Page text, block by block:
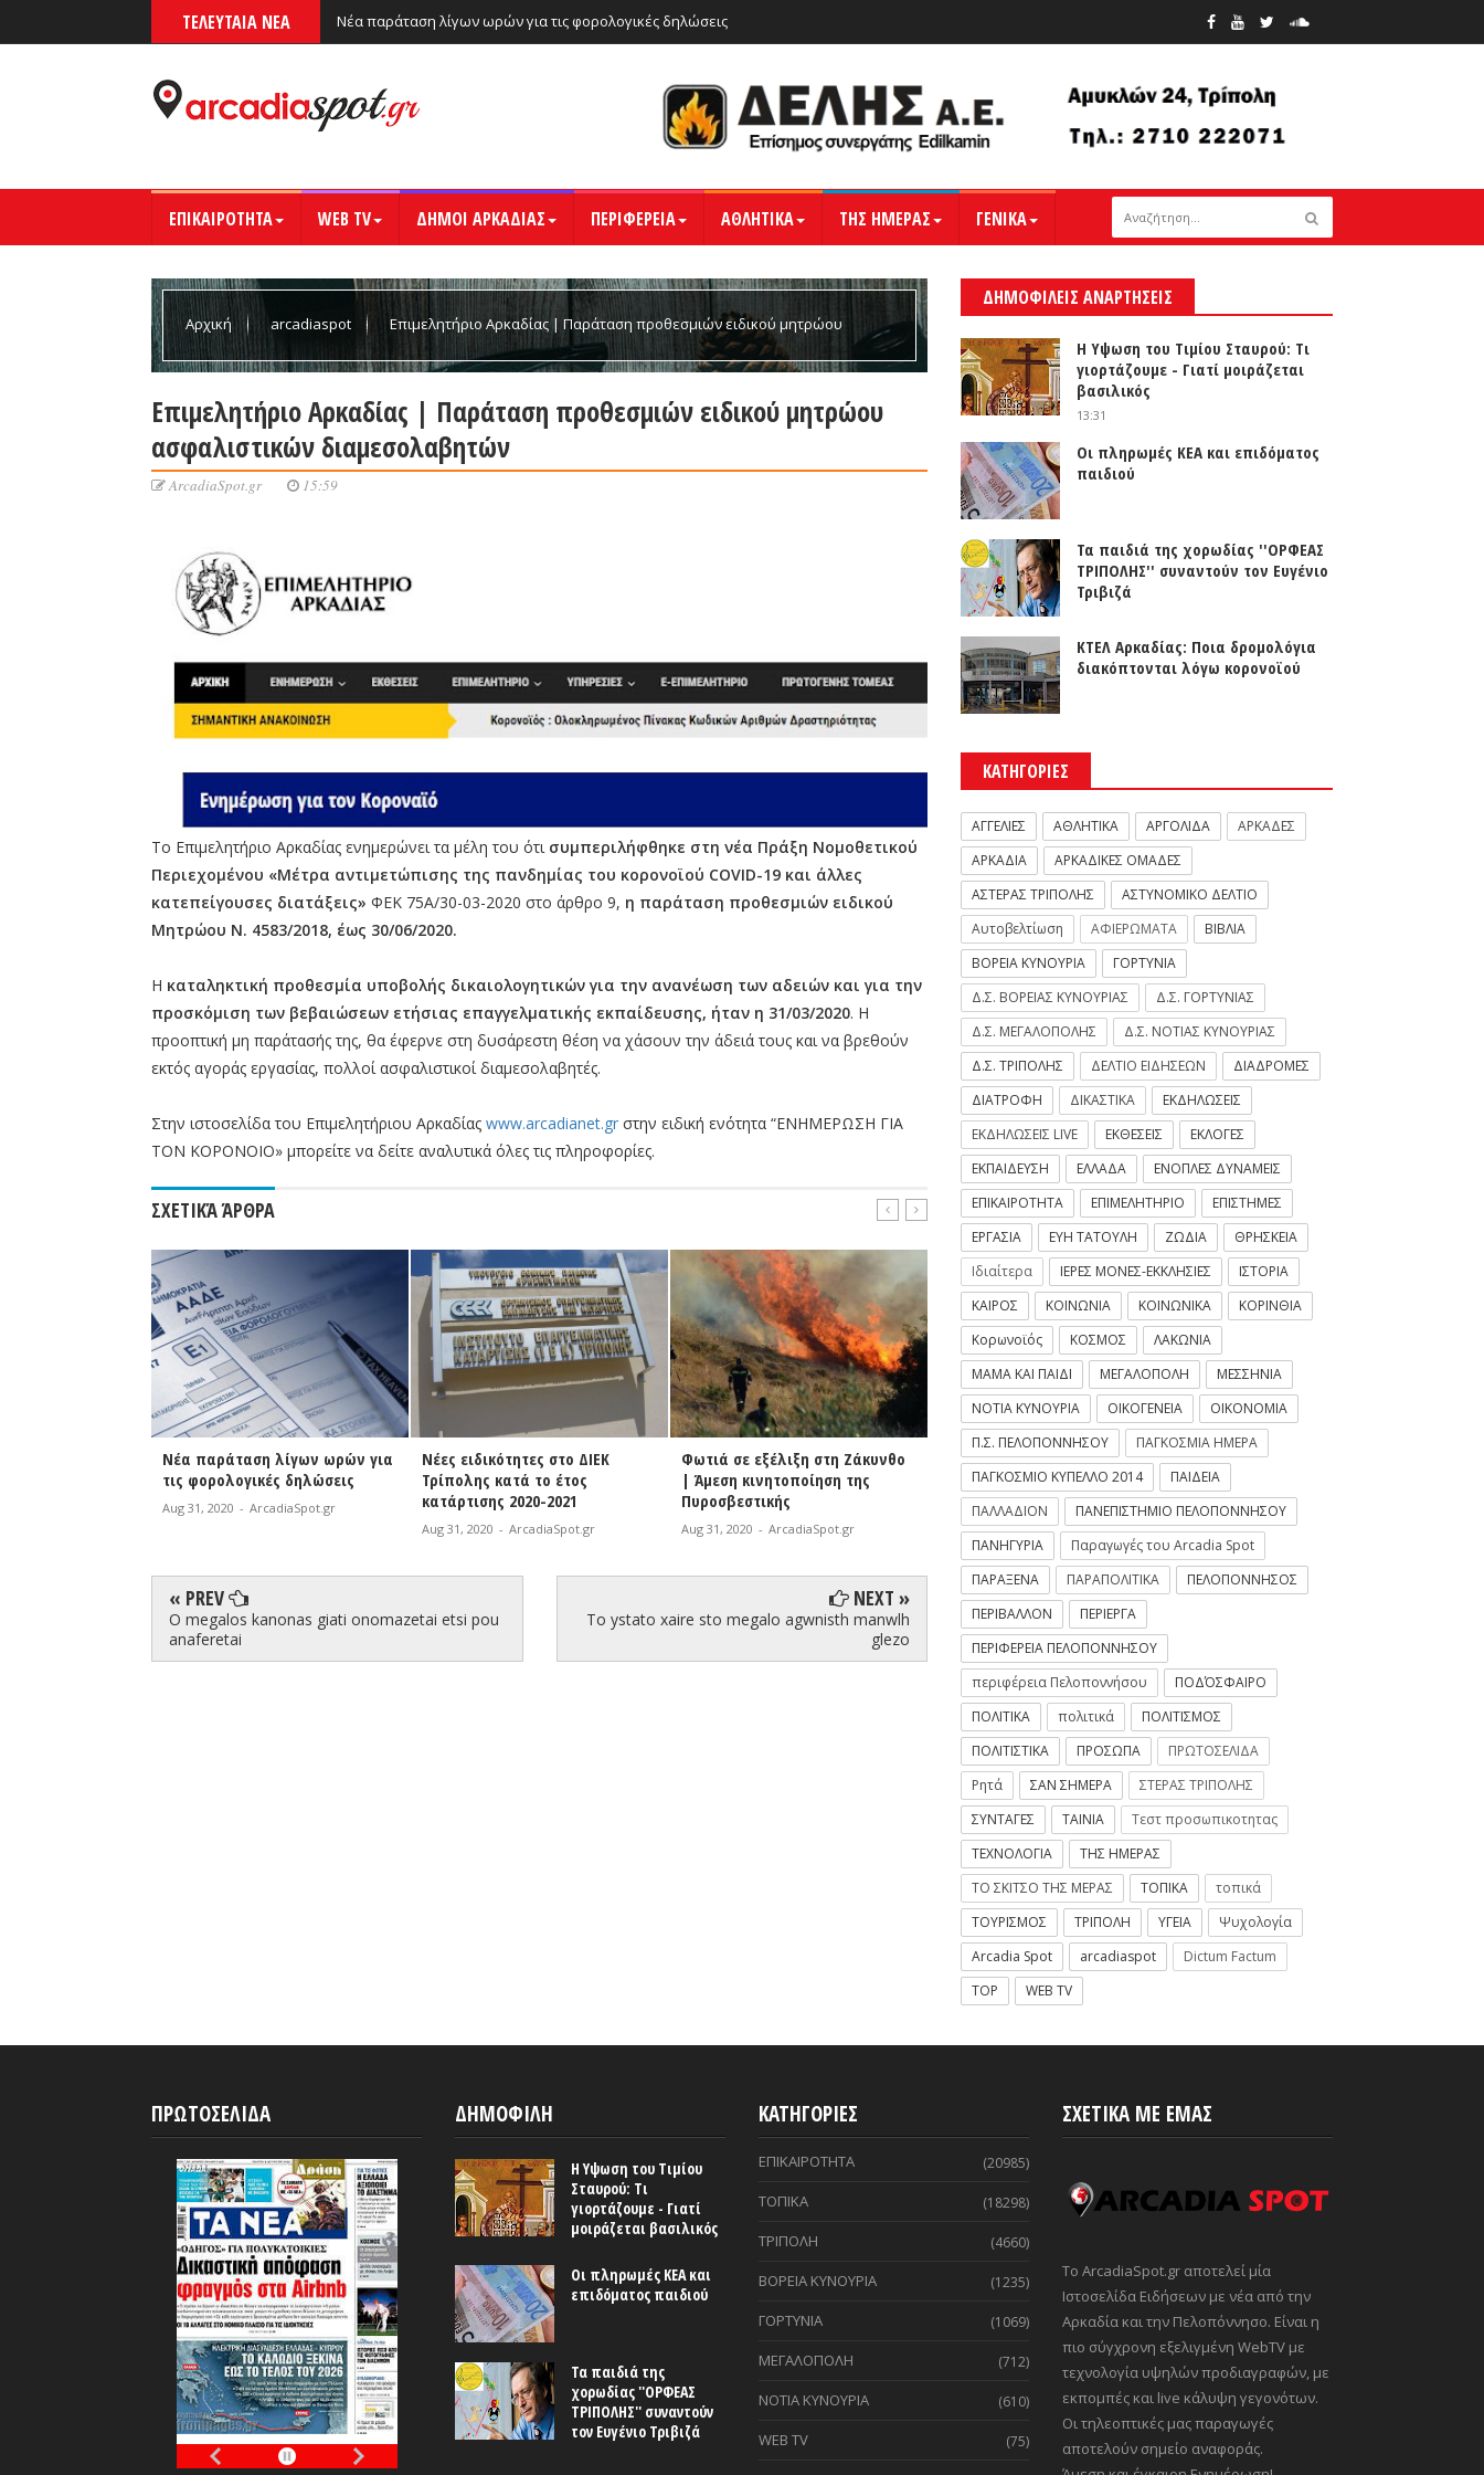
ΤΕΛΕΥΤΑΙΑ ΝΕΑ Νέα παράταση λίγων ωρών για τις φορολογικές δηλώσεις
ΕΠΙΚΑΙΡΟΤΗΤΑ WEB TV ΔΗΜΟΙ ΑΡΚΑΔΙΑΣ ΠΕΡΙΦΕΡΕΙΑ ΑΘΛΗΤΙΚΑ ΤΗΣ ΗΜΕΡΑΣ ΓΕΝΙΚΑ
Αρχική arcadiaspot Επιμελητήριο Αρκαδίας | Παράταση προθεσμιών ειδικού μητρώου
Επιμελητήριο Αρκαδίας | Παράταση προθεσμιών ειδικού μητρώου
ασφαλιστικών διαμεσολαβητών
ArcadiaSpot.gr 15:59
Το Επιμελητήριο Αρκαδίας ενημερώνει τα μέλη του ότι συμπεριλήφθηκε στη νέα Πράξη Νομοθετικού
Περιεχομένου «Μέτρα αντιμετώπισης της πανδημίας του κορονοϊού COVID-19 και άλλες
κατεπείγουσες διατάξεις» ΦΕΚ 75Α/30-03-2020 στο άρθρο 9, η παράταση προθεσμιών ειδικού
Μητρώου Ν. 4583/2018, έως 30/06/2020.
Η καταληκτική προθεσμία υποβολής δικαιολογητικών για την ανανέωση των αδειών και για την
προσκόμιση των βεβαιώσεων ετήσιας επαγγελματικής εκπαίδευσης, ήταν η 31/03/2020. Η
προοπτική μη παράτασής της, θα έφερνε στη δυσάρεστη θέση να χάσουν την άδειά τους και να βρεθούν
εκτός αγοράς εργασίας, πολλοί ασφαλιστικοί διαμεσολαβητές.
Στην ιστοσελίδα του Επιμελητήριου Αρκαδίας www.arcadianet.gr στην ειδική ενότητα “ΕΝΗΜΕΡΩΣΗ ΓΙΑ
ΤΟΝ ΚΟΡΟΝΟΙΟ» μπορείτε να δείτε αναλυτικά όλες τις πληροφορίες.
ΣΧΕΤΙΚΆ ΆΡΘΡΑ
Νέες ειδικότητες στο ΔΙΕΚ
Τρίπολης κατά το έτος
κατάρτισης 2020-2021
Φωτιά σε εξέλιξη στη Ζάκυνθο
| Άμεση κινητοποίηση της
Πυροσβεστικής
Aug 31, 2020 - ArcadiaSpot.gr
ΔΗ.Κ.Ε.Γ. | Χορήγηση
υποτροφιών του ΕΑΠ στους
κοινωνικά ασθενέστερους
Aug 31, 2020 - ArcadiaSpot.gr
Βόρεια Κυνουρία | Απολύμανση
σε όλους τους χώρους του
γηπέδου Αγίου Ανδρέα
Aug 31, 2020 - ArcadiaSpot.gr
Έρχονται 550 προσλήψεις στα
Aug 31, 2020
« PREV
O megalos kanonas giati onomazetai etsi pou
anaferetai
NEXT »
To ystato xaire sto megalo agwnisth manwlh
glezo
ΔΗΜΟΦΙΛΕΙΣ ΑΝΑΡΤΗΣΕΙΣ
Η Υψωση του Τιμίου Σταυρού: Τι
γιορτάζουμε - Γιατί μοιράζεται
βασιλικός
13:31
Οι πληρωμές ΚΕΑ και επιδόματος
παιδιού
Τα παιδιά της χορωδίας ''ΟΡΦΕΑΣ
ΤΡΙΠΟΛΗΣ'' συναντούν τον Ευγένιο
Τριβιζά
ΚΤΕΛ Αρκαδίας: Ποια δρομολόγια
διακόπτονται λόγω κορονοϊού
ΚΑΤΗΓΟΡΙΕΣ
ΑΓΓΕΛΙΕΣ ΑΘΛΗΤΙΚΑ ΑΡΓΟΛΙΔΑ
ΑΡΚΑΔΕΣ
ΑΡΚΑΔΙΑ
ΑΡΚΑΔΙΚΕΣ ΟΜΑΔΕΣ
ΑΣΤΕΡΑΣ ΤΡΙΠΟΛΗΣ
ΑΣΤΥΝΟΜΙΚΟ ΔΕΛΤΙΟ
Αυτοβελτίωση
ΑΦΙΕΡΩΜΑΤΑ
ΒΙΒΛΙΑ
ΒΟΡΕΙΑ ΚΥΝΟΥΡΙΑ
ΓΟΡΤΥΝΙΑ
Δ.Σ. ΒΟΡΕΙΑΣ ΚΥΝΟΥΡΙΑΣ
Δ.Σ. ΓΟΡΤΥΝΙΑΣ
Δ.Σ. ΜΕΓΑΛΟΠΟΛΗΣ
Δ.Σ. ΝΟΤΙΑΣ ΚΥΝΟΥΡΙΑΣ
Δ.Σ. ΤΡΙΠΟΛΗΣ
ΔΕΛΤΙΟ ΕΙΔΗΣΕΩΝ
ΔΙΑΔΡΟΜΕΣ
ΔΙΑΤΡΟΦΗ
ΔΙΚΑΣΤΙΚΑ
ΕΚΔΗΛΩΣΕΙΣ
ΕΚΔΗΛΩΣΕΙΣ LIVE
ΕΚΘΕΣΕΙΣ
ΕΚΛΟΓΕΣ
ΕΚΠΑΙΔΕΥΣΗ
ΕΛΛΑΔΑ
ΕΝΟΠΛΕΣ ΔΥΝΑΜΕΙΣ
ΕΠΙΚΑΙΡΟΤΗΤΑ
ΕΠΙΜΕΛΗΤΗΡΙΟ
ΕΠΙΣΤΗΜΕΣ
ΕΡΓΑΣΙΑ
ΕΥΗ ΤΑΤΟΥΛΗ ΖΩΔΙΑ
ΘΡΗΣΚΕΙΑ
Ιδιαίτερα
ΙΕΡΕΣ ΜΟΝΕΣ-ΕΚΚΛΗΣΙΕΣ
ΙΣΤΟΡΙΑ
ΚΑΙΡΟΣ
ΚΟΙΝΩΝΙΑ ΚΟΙΝΩΝΙΚΑ
ΚΟΡΙΝΘΙΑ
Κορωνοϊός
ΚΟΣΜΟΣ
ΛΑΚΩΝΙΑ
ΜΑΜΑ ΚΑΙ ΠΑΙΔΙ
ΜΕΓΑΛΟΠΟΛΗ
ΜΕΣΣΗΝΙΑ
ΝΟΤΙΑ ΚΥΝΟΥΡΙΑ
ΟΙΚΟΓΕΝΕΙΑ
ΟΙΚΟΝΟΜΙΑ
Π.Σ. ΠΕΛΟΠΟΝΝΗΣΟΥ
ΠΑΓΚΟΣΜΙΑ ΗΜΕΡΑ
ΠΑΓΚΟΣΜΙΟ ΚΥΠΕΛΛΟ 2014
ΠΑΙΔΕΙΑ
ΠΑΛΛΑΔΙΟΝ
ΠΑΝΕΠΙΣΤΗΜΙΟ ΠΕΛΟΠΟΝΝΗΣΟΥ
ΠΑΝΗΓΥΡΙΑ
Παραγωγές του Arcadia Spot
ΠΑΡΑΞΕΝΑ
ΠΑΡΑΠΟΛΙΤΙΚΑ
ΠΕΛΟΠΟΝΝΗΣΟΣ
ΠΕΡΙΒΑΛΛΟΝ
ΠΕΡΙΕΡΓΑ
ΠΕΡΙΦΕΡΕΙΑ ΠΕΛΟΠΟΝΝΗΣΟΥ
περιφέρεια Πελοποννήσου
ΠΟΔΌΣΦΑΙΡΟ
ΠΟΛΙΤΙΚΑ
πολιτικά
ΠΟΛΙΤΙΣΜΟΣ
ΠΟΛΙΤΙΣΤΙΚΑ
ΠΡΟΣΩΠΑ
ΠΡΩΤΟΣΕΛΙΔΑ
Ρητά
ΣΑΝ ΣΗΜΕΡΑ
ΣΤΕΡΑΣ ΤΡΙΠΟΛΗΣ
ΣΥΝΤΑΓΕΣ
ΤΑΙΝΙΑ
Τεστ προσωπικοτητας
ΤΕΧΝΟΛΟΓΙΑ
ΤΗΣ ΗΜΕΡΑΣ
ΤΟ ΣΚΙΤΣΟ ΤΗΣ ΜΕΡΑΣ
ΤΟΠΙΚΑ
τοπικά
ΤΟΥΡΙΣΜΟΣ
ΤΡΙΠΟΛΗ ΥΓΕΙΑ
Ψυχολογία
Arcadia Spot
arcadiaspot
Dictum Factum
TOP
WEB TV
ΠΡΩΤΟΣΕΛΙΔΑ ΔΗΜΟΦΙΛΗ
Η Υψωση του Τιμίου
Σταυρού: Τι
γιορτάζουμε - Γιατί
μοιράζεται βασιλικός
Οι πληρωμές ΚΕΑ και
επιδόματος παιδιού
Τα παιδιά της
χορωδίας ''ΟΡΦΕΑΣ
ΤΡΙΠΟΛΗΣ'' συναντούν
τον Ευγένιο Τριβιζά
ΚΑΤΗΓΟΡΙΕΣ
ΕΠΙΚΑΙΡΟΤΗΤΑ (20985)
ΤΟΠΙΚΑ (18298)
ΤΡΙΠΟΛΗ (4660)
ΒΟΡΕΙΑ ΚΥΝΟΥΡΙΑ (1235)
ΓΟΡΤΥΝΙΑ (1069)
ΜΕΓΑΛΟΠΟΛΗ (712)
ΝΟΤΙΑ ΚΥΝΟΥΡΙΑ (610)
WEB TV (75)
ΣΧΕΤΙΚΑ ΜΕ ΕΜΑΣ
Το ArcadiaSpot.gr αποτελεί μία
Ιστοσελίδα Ειδήσεων με νέα από την
Αρκαδία και την Πελοπόννησο. Είναι η
πιο σύγχρονη εξελιγμένη WebTV με
τεχνολογία υψηλών προδιαγραφών, με
εκπομπές και live κάλυψη γεγονότων.
Οι τηλεοπτικές μας παραγωγές
αποτελούν σημείο αναφοράς.